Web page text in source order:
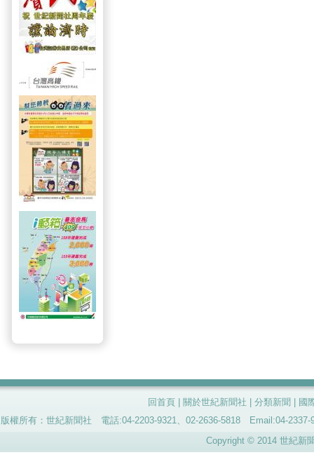
回首頁 關於世紀新聞社 分類新聞
國
版權所有：世紀新聞社 電話:04-2203-9321、02-2636-5818 Email:04-
Copyright © 2014 世紀新